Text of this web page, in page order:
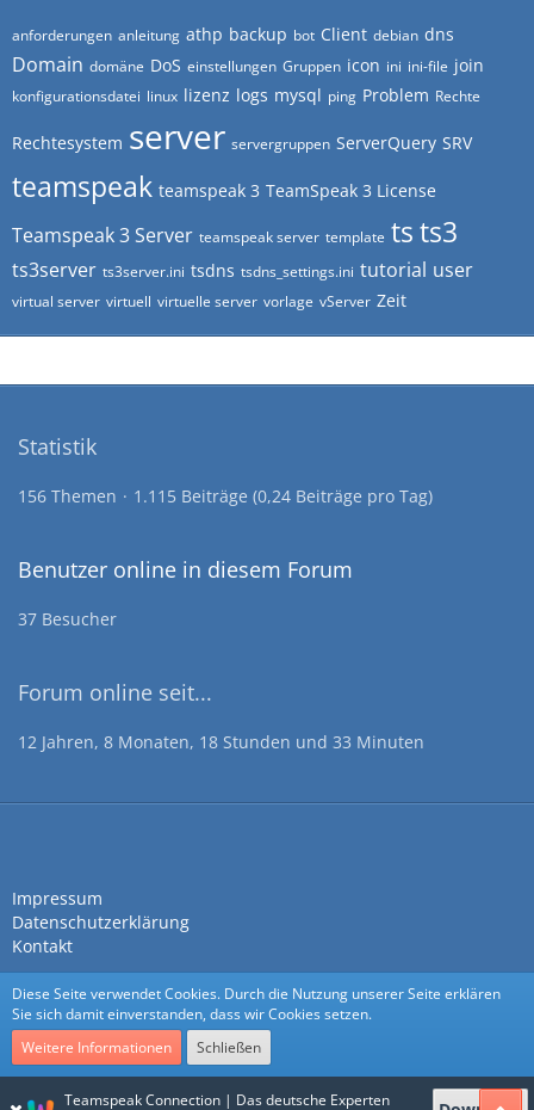
anforderungen anleitung athp backup bot Client debian dns
Domain domäne DoS einstellungen Gruppen icon ini ini-file join
konfigurationsdatei linux lizenz logs mysql ping Problem Rechte
Rechtesystem server servergruppen ServerQuery SRV
teamspeak teamspeak 3 TeamSpeak 3 License
Teamspeak 3 Server teamspeak server template tsts3
ts3server ts3server.ini tsdns tsdns_settings.ini tutorial user
virtual server virtuell virtuelle server vorlage vServer Zeit
Statistik
156 Themen 1.115 Beiträge (0,24 Beiträge pro Tag)
Benutzer online in diesem Forum
37 Besucher
Forum online seit...
12 Jahren, 8 Monaten, 18 Stunden und 33 Minuten
Impressum
Datenschutzerklärung
Kontakt
Community-Software:WoltLab Suite™
Teamspeak Connection | Das deutsche Experten
Diese Seite verwendet Cookies. Durch die Nutzung unserer Seite erklären
Sie sich damit einverstanden, dass wir Cookies setzen.
Weitere Informationen
Schließen